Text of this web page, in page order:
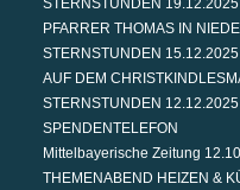
STERNSTUNDEN
PFARRER THOMAS IN
STERNSTUNDEN
AUF DEM
STERNSTUNDEN
SPENDENTELEFON
Mittelbayerische Zeitung
THEMENABEND HEIZEN &